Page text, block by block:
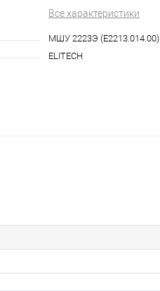
Все характеристики
МШУ 2223Э (E2213.014.00)
ELITECH